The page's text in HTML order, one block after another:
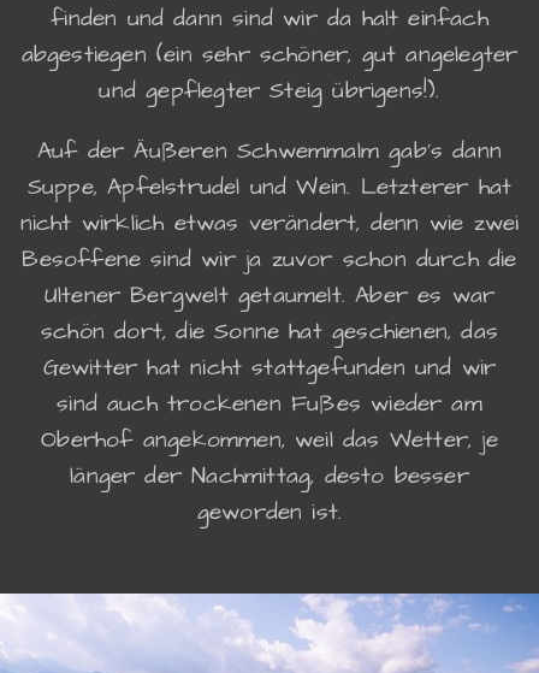
finden und dann sind wir da halt einfach
abgestiegen (ein sehr schöner, gut angelegter
und gepflegter Steig übrigens!).
Auf der Äußeren Schwemmalm gab's dann
Suppe, Apfelstrudel und Wein. Letzterer hat
nicht wirklich etwas verändert, denn wie zwei
Besoffene sind wir ja zuvor schon durch die
Ultener Bergwelt getaumelt. Aber es war
schön dort, die Sonne hat geschienen, das
Gewitter hat nicht stattgefunden und wir
sind auch trockenen Fußes wieder am
Oberhof angekommen, weil das Wetter, je
länger der Nachmittag, desto besser
geworden ist.